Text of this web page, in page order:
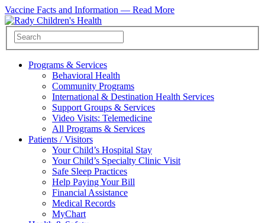
Vaccine Facts and Information — Read More
Programs & Services
Behavioral Health
Community Programs
International & Destination Health Services
Support Groups & Services
Video Visits: Telemedicine
All Programs & Services
Patients / Visitors
Your Child’s Hospital Stay
Your Child’s Specialty Clinic Visit
Safe Sleep Practices
Help Paying Your Bill
Financial Assistance
Medical Records
MyChart